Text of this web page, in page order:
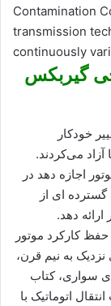
Contamination
transmission
continuously
گیربکس
خودکار
می‌کردند.
اجازه دهد در
ای از
دهد.
کارکرد موتور
به نیم قرن،
سواری، کتاب
اتوماتیک با